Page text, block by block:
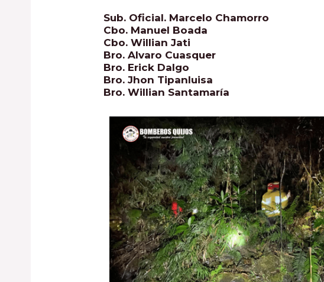
Sub. Oficial. Marcelo Chamorro
Cbo. Manuel Boada
Cbo. Willian Jati
Bro. Alvaro Cuasquer
Bro. Erick Dalgo
Bro. Jhon Tipanluisa
Bro. Willian Santamaría